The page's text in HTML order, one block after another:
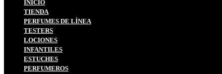
INICIO
TIENDA
PERFUMES DE LÍNEA
TESTERS
LOCIONES
INFANTILES
ESTUCHES
PERFUMEROS